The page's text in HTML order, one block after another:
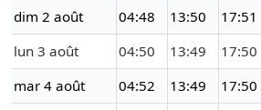
dim 2 août
04:48 13:50 17:51
lun 3 août
04:50 13:49 17:50
mar 4 août
04:52 13:49 17:50